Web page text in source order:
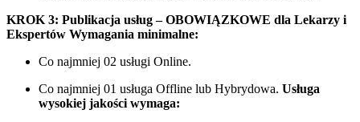
KROK 3: Publikacja usług – OBOWIĄZKOWE dla Lekarzy i
Ekspertów Wymagania minimalne:
Co najmniej 02 usługi Online.
Co najmniej 01 usługa Offline lub Hybrydowa. Usługa
wysokiej jakości wymaga: